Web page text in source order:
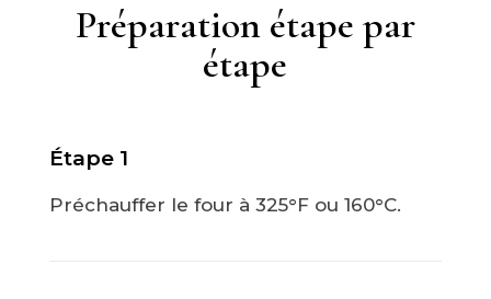
Préparation étape par
étape
Étape 1
Préchauffer le four à 325°F ou 160°C.